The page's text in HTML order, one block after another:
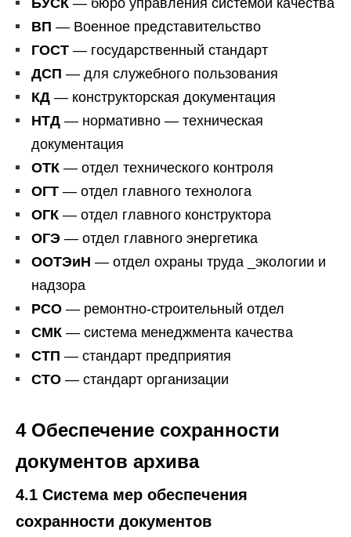
БУСК — бюро управления системой качества
ВП — Военное представительство
ГОСТ — государственный стандарт
ДСП — для служебного пользования
КД — конструкторская документация
НТД — нормативно — техническая
документация
ОТК — отдел технического контроля
ОГТ — отдел главного технолога
ОГК — отдел главного конструктора
ОГЭ — отдел главного энергетика
ООТЭиН — отдел охраны труда _экологии и
надзора
РСО — ремонтно-строительный отдел
СМК — система менеджмента качества
СТП — стандарт предприятия
СТО — стандарт организации
4 Обеспечение сохранности
документов архива
4.1 Система мер обеспечения
сохранности документов